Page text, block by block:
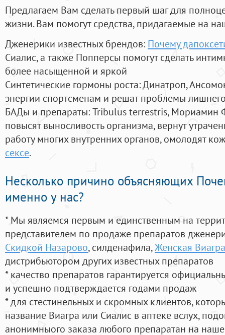
Предлагаем Вам сделать первый шаг для
жизни. Вам помогут средства, придагаемые на
Дженерики известных брендов: Почему
Сиалис, а также Попперсы помогут сделать
более насыщенной и яркой
Синтетические гормоны роста: Динатроп,
энергии спортсменам и решат проблемы
БАДы и препараты:Tribulus terrestris, Мориамин
повысят выносливость организма, вернут
работу многих внутренних органов, омолодят
сексе.
Несколько причино объясняющих
именно у нас?
* Мы являемся первым и единственным на
представителем по продаже препаратов
Скидкой Назарово, силденафила,Женская
дистрибьютором других известных препаратов
* качество препаратов гарантируется
и успешно подтверждается годами продаж
* для стестинельных и скромных клиентов,
название Виагра или Сиалис в аптеке вслух,
анонимныого заказа любого препаратан на